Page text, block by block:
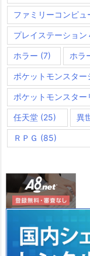
ファミリーコンピュ
プレイステーション
ホラー (7) ホラ
ポケットモンスター
ポケットモンスター
任天堂 (25) 異
ＲＰＧ (85)